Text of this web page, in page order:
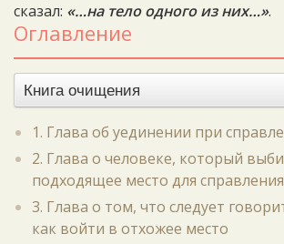
сказал: «…на тело одного из них…».
Оглавление
Книга очищения
1. Глава об уединении при
2. Глава о человеке, который
подходящее место для
3. Глава о том, что следует
как войти в отхожее место